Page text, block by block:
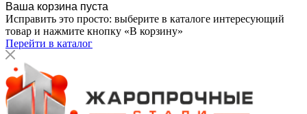
Ваша корзина пуста
Исправить это просто: выберите в каталоге интересующий
товар и нажмите кнопку «В корзину»
Перейти в каталог